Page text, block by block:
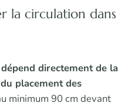
la circulation dans
directement de la
placement des
minimum 90 cm devant